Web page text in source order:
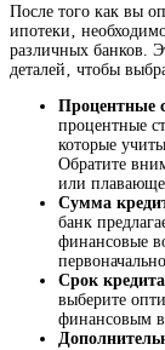
После того как вы
ипотеки‚
различных банков.
деталей‚ чтобы
Процентные
процентные
которые
Обратите
или
Сумма
банк
финансовые
Срок
выберите
финансовым